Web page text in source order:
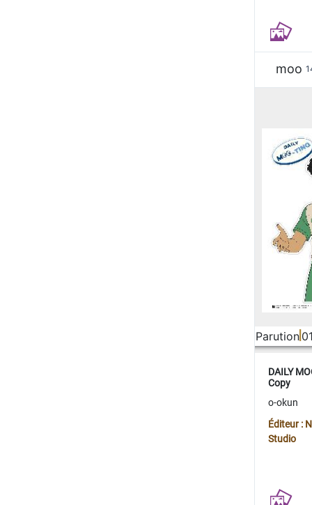
moo
Parution
DAILY
Copy
o-okun
Éditeur :
Studio